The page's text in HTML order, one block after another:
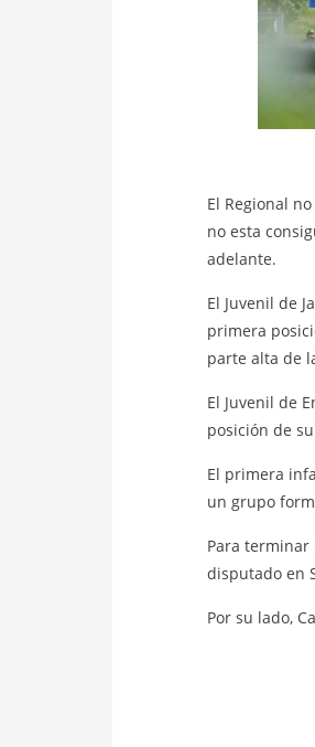
El Regional
no esta
adelante.
El Juvenil de
primera
parte alta de
El Juvenil de
posición de
El primera
un grupo
Para
disputado en
Por su lado,